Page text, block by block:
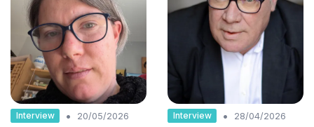
Interview •
20/05/2026
Interview •
28/04/2026